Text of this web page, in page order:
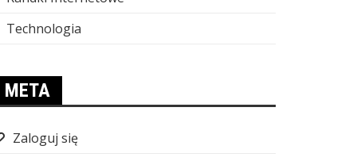
Technologia
META
Zaloguj się